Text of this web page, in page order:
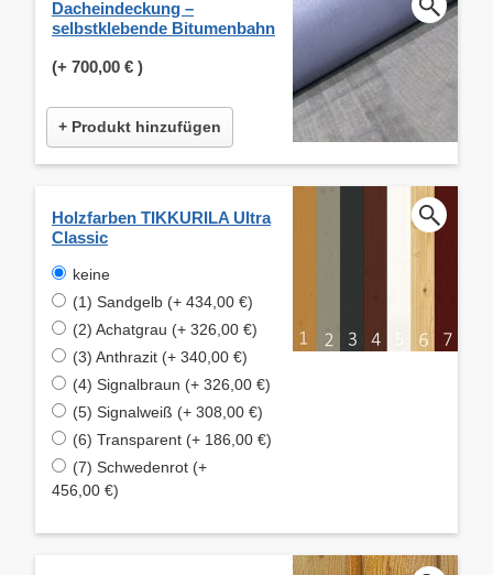
Dacheindeckung –
selbstklebende Bitumenbahn
(+ 700,00 € )
+ Produkt hinzufügen
Holzfarben TIKKURILA Ultra
Classic
keine
(1) Sandgelb (+ 434,00 €)
(2) Achatgrau (+ 326,00 €)
(3) Anthrazit (+ 340,00 €)
(4) Signalbraun (+ 326,00 €)
(5) Signalweiß (+ 308,00 €)
(6) Transparent (+ 186,00 €)
(7) Schwedenrot (+
456,00 €)